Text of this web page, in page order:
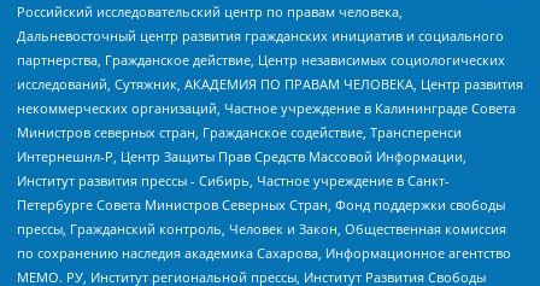
Российский исследовательский центр по правам человека,
Дальневосточный центр развития гражданских инициатив и социального
партнерства, Гражданское действие, Центр независимых социологических
исследований, Сутяжник, АКАДЕМИЯ ПО ПРАВАМ ЧЕЛОВЕКА, Центр развития
некоммерческих организаций, Частное учреждение в Калининграде Совета
Министров северных стран, Гражданское содействие, Трансперенси
Интернешнл-Р, Центр Защиты Прав Средств Массовой Информации,
Институт развития прессы - Сибирь, Частное учреждение в Санкт-
Петербурге Совета Министров Северных Стран, Фонд поддержки свободы
прессы, Гражданский контроль, Человек и Закон, Общественная комиссия
по сохранению наследия академика Сахарова, Информационное агентство
МЕМО. РУ, Институт региональной прессы, Институт Развития Свободы